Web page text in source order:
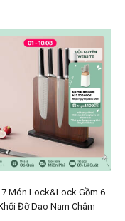
Kitchen
LocknLock
Bộ Dao 7 Món
Thêmn Bộ
7 Món Lock&Lock Gồm 6
Đỡ Dao Nam Châm